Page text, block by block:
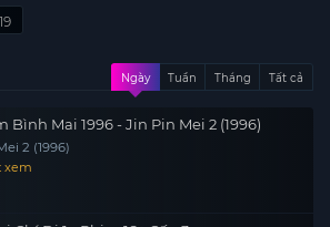
Ngày Tuần Tháng Tất cả
Bình Mai 1996 - Jin Pin Mei 2 (1996)
2 (1996)
xem